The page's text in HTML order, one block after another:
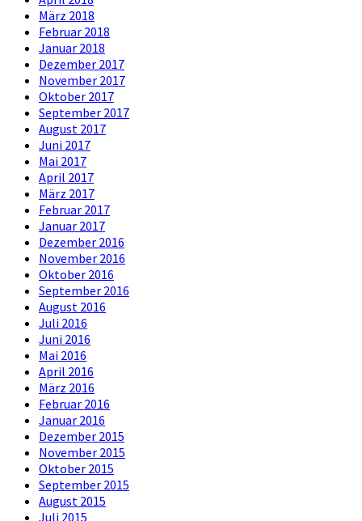
März 2018
Februar 2018
Januar 2018
Dezember 2017
November 2017
Oktober 2017
September 2017
August 2017
Juni 2017
Mai 2017
April 2017
März 2017
Februar 2017
Januar 2017
Dezember 2016
November 2016
Oktober 2016
September 2016
August 2016
Juli 2016
Juni 2016
Mai 2016
April 2016
März 2016
Februar 2016
Januar 2016
Dezember 2015
November 2015
Oktober 2015
September 2015
August 2015
Juli 2015